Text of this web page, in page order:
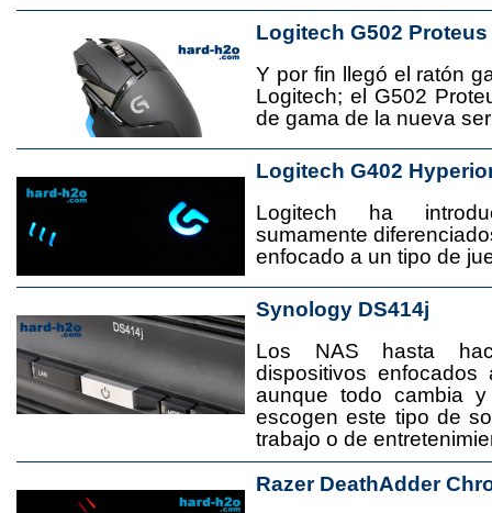
Logitech G502 Proteus
Y por fin llegó el ratón
Logitech; el G502
de gama de la nueva
Logitech G402
Logitech ha
sumamente
enfocado a un tipo de
Synology DS414j
Los NAS hasta
dispositivos
aunque todo cambia
escogen este tipo de
trabajo o de
Razer DeathAdder